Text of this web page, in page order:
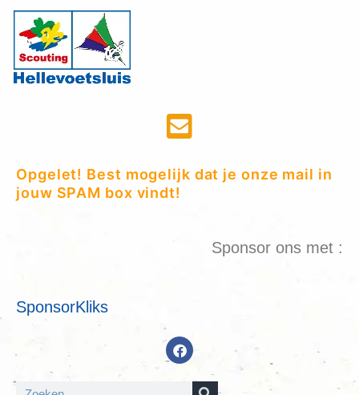
Opgelet! Best mogelijk dat je onze mail in
jouw SPAM box vindt!
Sponsor ons met :
SponsorKliks